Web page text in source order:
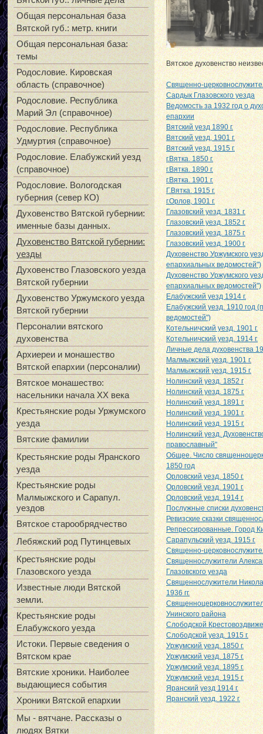
Вятское духовенство
Священно-
Сардык Глазовского уезда
Ведомость за 1932 год о
епархии
Вятский уезд 1890 г.
Вятский уезд, 1901 г.
Вятский уезд, 1915 г.
г.Вятка. 1850 г.
г.Вятка. 1890 г.
г.Вятка. 1901 г.
Г.Вятка. 1915 г.
г.Орлов, 1901 г.
Глазовский уезд. 1831 г.
Глазовский уезд. 1852 г.
Глазовский уезд. 1875 г.
Глазовский уезд. 1900 г.
Духовенство Уржумского
епархиальных ведомостей")
Духовенство Уржумского
епархиальных ведомостей")
Елабужский уезд 1914 г.
Елабужский уезд. 1910 год
ведомостей")
Котельничский уезд. 1901 г.
Котельничский уезд. 1914 г.
Личные дела духовенства
Малмыжский уезд, 1901 г.
Малмыжский уезд. 1915 г.
Нолинский уезд. 1852 г
Нолинский уезд. 1875 г.
Нолинский уезд. 1891 г.
Нолинский уезд. 1901 г.
Нолинский уезд. 1915 г.
Нолинский уезд.
православный"
Общее. Число
1850 год
Орловский уезд. 1850 г.
Орловский уезд. 1901 г.
Орловский уезд. 1914 г.
Послужные списки
Ревизские сказки
Репрессированные. Город
Сарапульский уезд. 1915 г.
Священно-
Священнослужители
Глазовского уезда
Священнослужители
1936 гг.
Унинского района
Слободской
Слободской уезд. 1915 г.
Уржумский уезд. 1850 г.
Уржумский уезд. 1875 г.
Уржумский уезд. 1895 г.
Уржумский уезд. 1915 г.
Яранский уезд 1914 г.
Яранский уезд. 1922 г.
Общая персональная база
Вятской губ.: метр. книги
Общая персональная база:
темы
Родословие. Кировская
область (справочное)
Родословие. Республика
Марий Эл (справочное)
Родословие. Республика
Удмуртия (справочное)
Родословие. Елабужский уезд
(справочное)
Родословие. Вологодская
губерния (север КО)
Духовенство Вятской губернии:
именные базы данных.
Духовенство Вятской губернии:
уезды
Духовенство Глазовского уезда
Вятской губернии
Духовенство Уржумского уезда
Вятской губернии
Персоналии вятского
духовенства
Архиереи и монашество
Вятской епархии (персоналии)
Вятское монашество:
насельники начала XX века
Крестьянские роды Уржумского
уезда
Вятские фамилии
Крестьянские роды Яранского
уезда
Крестьянские роды
Малмыжского и Сарапул.
уездов
Вятское старообрядчество
Лебяжский род Путинцевых
Крестьянские роды
Глазовского уезда
Известные люди Вятской
земли.
Крестьянские роды
Елабужского уезда
Истоки. Первые сведения о
Вятском крае
Вятские хроники. Наиболее
выдающиеся события
Хроники Вятской епархии
Мы - вятчане. Рассказы о
людях Вятки